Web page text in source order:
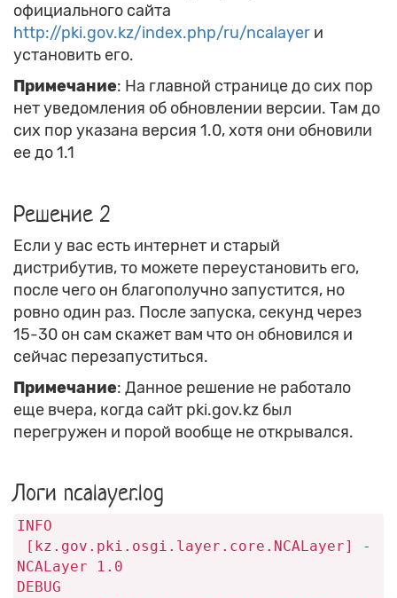
официального сайта
http://pki.gov.kz/index.php/ru/ncalayer и
установить его.
Примечание: На главной странице до сих пор
нет уведомления об обновлении версии. Там до
сих пор указана версия 1.0, хотя они обновили
ее до 1.1
Решение 2
Если у вас есть интернет и старый
дистрибутив, то можете переустановить его,
после чего он благополучно запустится, но
ровно один раз. После запуска, секунд через
15-30 он сам скажет вам что он обновился и
сейчас перезапуститься.
Примечание: Данное решение не работало
еще вчера, когда сайт pki.gov.kz был
перегружен и порой вообще не открывался.
Логи ncalayer.log
INFO
[kz.gov.pki.osgi.layer.core.NCALayer] -
NCALayer 1.0
DEBUG